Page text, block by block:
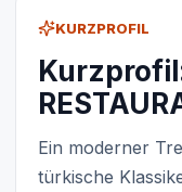
KURZPROFIL
Ein moderner
türkische